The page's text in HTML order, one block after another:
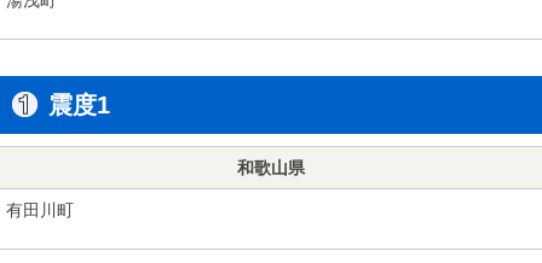
震度1
和歌山県
有田川町